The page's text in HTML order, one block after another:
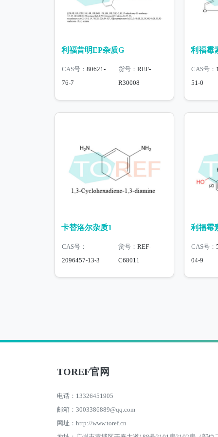
利福昔明EP杂质G
CAS号： 80621-
76-7
货号： REF-
R30008
利福霉
CAS号：
51-0
卡替洛尔杂质1
CAS号：
2096457-13-3
货号： REF-
C68011
利福霉
CAS号：
04-9
TOREF官网
电话：13326451905
邮箱：3003386889@qq.com
网址：http://www.toref.cn